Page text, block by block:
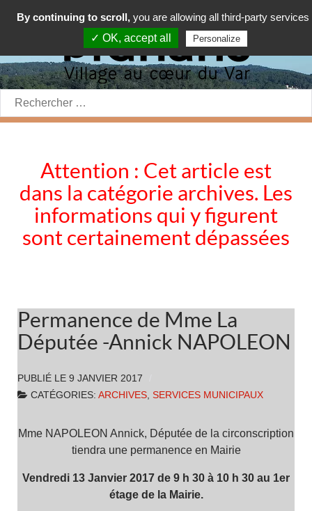
Rechercher:
Attention : Cet article est
dans la catégorie archives. Les
informations qui y figurent
sont certainement dépassées
Permanence de Mme La
Députée -Annick NAPOLEON
PUBLIÉ LE 9 JANVIER 2017
CATÉGORIES: ARCHIVES, SERVICES MUNICIPAUX
Mme NAPOLEON Annick, Députée de la circonscription
tiendra une permanence en Mairie
Vendredi 13 Janvier 2017 de 9 h 30 à 10 h 30 au 1er
étage de la Mairie.
By continuing to scroll, you are allowing all third-party services
✓ OK, accept all
Personalize